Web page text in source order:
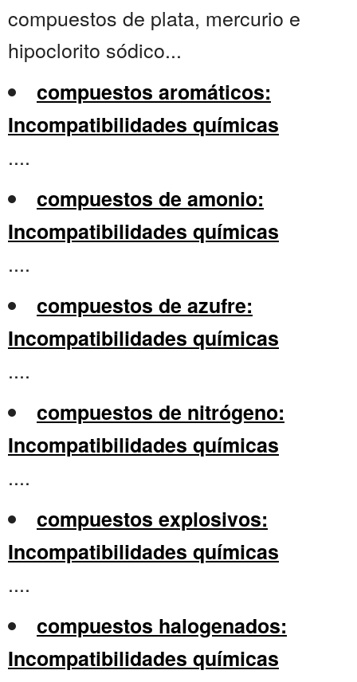
compuestos de plata, mercurio e
hipoclorito sódico...
compuestos aromáticos:
Incompatibilidades químicas
....
compuestos de amonio:
Incompatibilidades químicas
....
compuestos de azufre:
Incompatibilidades químicas
....
compuestos de nitrógeno:
Incompatibilidades químicas
....
compuestos explosivos:
Incompatibilidades químicas
....
compuestos halogenados:
Incompatibilidades químicas